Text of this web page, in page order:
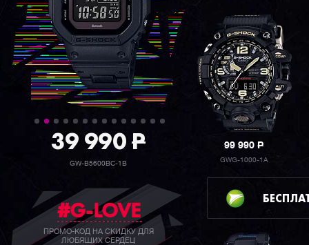
39 990P
GW-B5600BC-1B
#G-LOVE
ПРОМО-КОД НА СКИДКУ ДЛЯ
ЛЮБЯЩИХ СЕРДЕЦ
99 990P
GWG-1000-1A